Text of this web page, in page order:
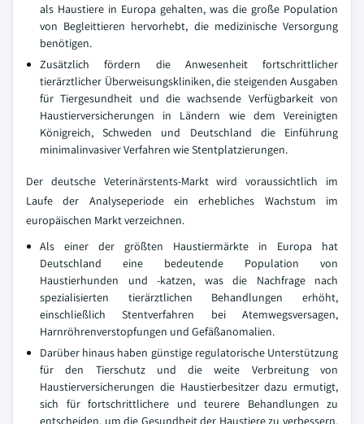
als Haustiere in Europa gehalten, was die große Population
von Begleittieren hervorhebt, die medizinische Versorgung
benötigen.
Zusätzlich fördern die Anwesenheit fortschrittlicher
tierärztlicher Überweisungskliniken, die steigenden Ausgaben
für Tiergesundheit und die wachsende Verfügbarkeit von
Haustierversicherungen in Ländern wie dem Vereinigten
Königreich, Schweden und Deutschland die Einführung
minimalinvasiver Verfahren wie Stentplatzierungen.
Der deutsche Veterinärstents-Markt wird voraussichtlich im
Laufe der Analyseperiode ein erhebliches Wachstum im
europäischen Markt verzeichnen.
Als einer der größten Haustiermärkte in Europa hat
Deutschland eine bedeutende Population von
Haustierhunden und -katzen, was die Nachfrage nach
spezialisierten tierärztlichen Behandlungen erhöht,
einschließlich Stentverfahren bei Atemwegsversagen,
Harnröhrenverstopfungen und Gefäßanomalien.
Darüber hinaus haben günstige regulatorische Unterstützung
für den Tierschutz und die weite Verbreitung von
Haustierversicherungen die Haustierbesitzer dazu ermutigt,
sich für fortschrittlichere und teurere Behandlungen zu
entscheiden, um die Gesundheit der Haustiere zu verbessern.